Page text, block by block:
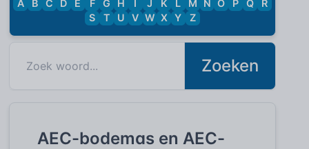
A B C D E F G H I J K L M N O P Q
R
S
T U V W X Y Z
Zoeken
AEC-bodemas en AEC-